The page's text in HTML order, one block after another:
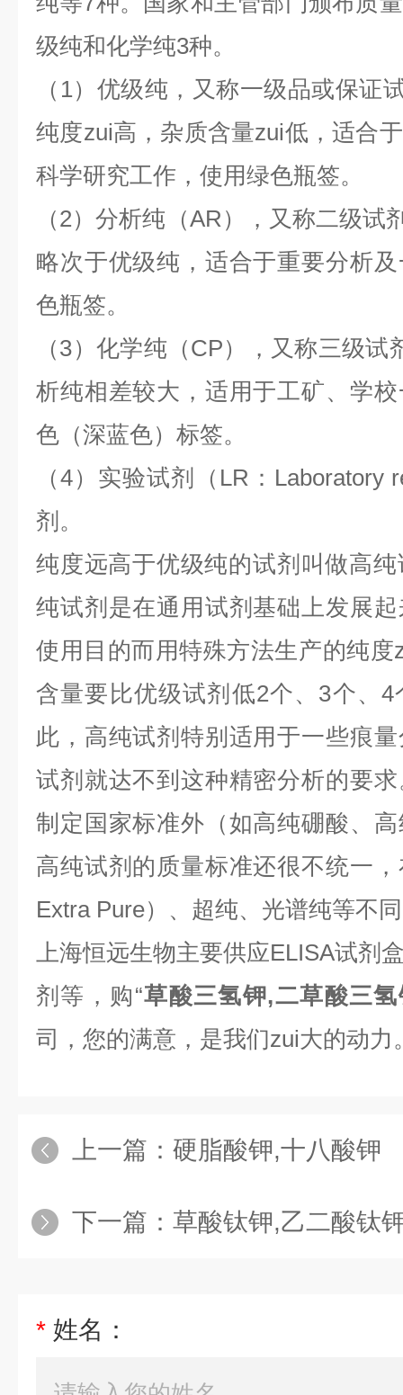
级纯和化学纯3种。
（1）优级纯，又称一级品或保证
纯度zui高，杂质含量zui低，适合
科学研究工作，使用绿色瓶签。
（2）分析纯（AR），又称二级试
略次于优级纯，适合于重要分析
色瓶签。
（3）化学纯（CP），又称三级
析纯相差较大，适用于工矿、学
色（深蓝色）标签。
（4）实验试剂（LR：Laboratory
剂。
纯度远高于优级纯的试剂叫做高
纯试剂是在通用试剂基础上发展
使用目的而用特殊方法生产的纯
含量要比优级试剂低2个、3个、
此，高纯试剂特别适用于一些痕
试剂就达不到这种精密分析的要
制定国家标准外（如高纯硼酸、
高纯试剂的质量标准还很不统一
Extra Pure）、超纯、光谱纯等不
上海恒远生物主要供应ELISA试剂
剂等，购“草酸三氢钾,二草酸三
司，您的满意，是我们zui大的动力
上一篇： 硬脂酸钾,十八酸钾
下一篇： 草酸钛钾,乙二酸钛
* 姓名：